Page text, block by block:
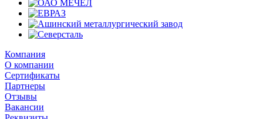
Компания
О компании
Сертификаты
Партнеры
Отзывы
Вакансии